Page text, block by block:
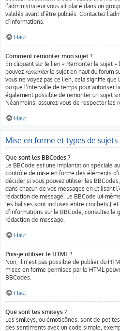
l’administrateur vous ait placé dans un
validés avant d’être publiés. Contactez
d’informations.
Haut
Comment remonter mon sujet ?
En cliquant sur le lien « Remonter le sujet »
pouvez remonterle sujet en haut du forum
vous ne voyez pas ce lien, cela signifie
ou que l’intervalle de temps pour autoriser
également possible de remonter un sujet
Néanmoins, assurez-vous de respecter les
Haut
Mise en forme et types de sujets
Que sont les BBCodes ?
Le BBCode est une implantation spéciale
contrôle de mise en forme des éléments
décider si vous pouvez utiliser les
dans chacun de vos messages en utilisant
rédaction de message. Le BBCode lui-
les balises sont incluses entre crochets [ et
d’informations sur le BBCode, consultez le
rédaction de message.
Haut
Puis-je utiliser le HTML ?
Non, il n’est pas possible de publier du
mises en forme permises par le HTML
BBCodes.
Haut
Que sont les smileys ?
Les smileys, ou émoticônes, sont de
des sentiments avec un code simple,